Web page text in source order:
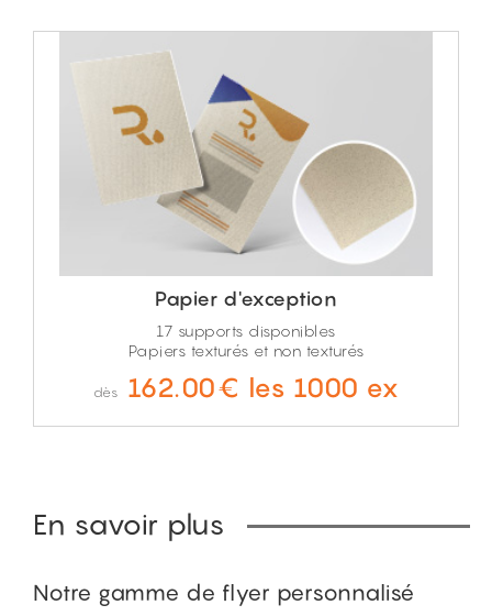
Papier d'exception
17 supports disponibles
Papiers texturés et non texturés
dès 162.00€ les 1000 ex
En savoir plus
Notre gamme de flyer personnalisé